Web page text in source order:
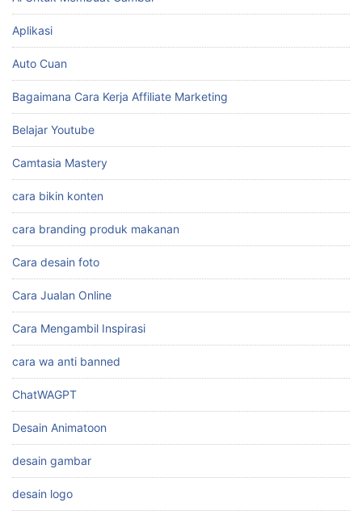
Aplikasi
Auto Cuan
Bagaimana Cara Kerja Affiliate Marketing
Belajar Youtube
Camtasia Mastery
cara bikin konten
cara branding produk makanan
Cara desain foto
Cara Jualan Online
Cara Mengambil Inspirasi
cara wa anti banned
ChatWAGPT
Desain Animatoon
desain gambar
desain logo